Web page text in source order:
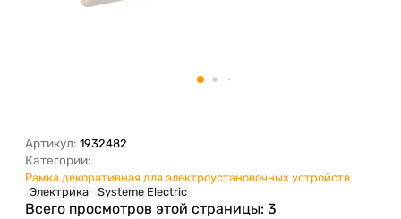
Артикул: 1932482
Категории:
Рамка декоративная для электроустановочных устройств
Электрика
Systeme Electric
Всего просмотров этой страницы: 3